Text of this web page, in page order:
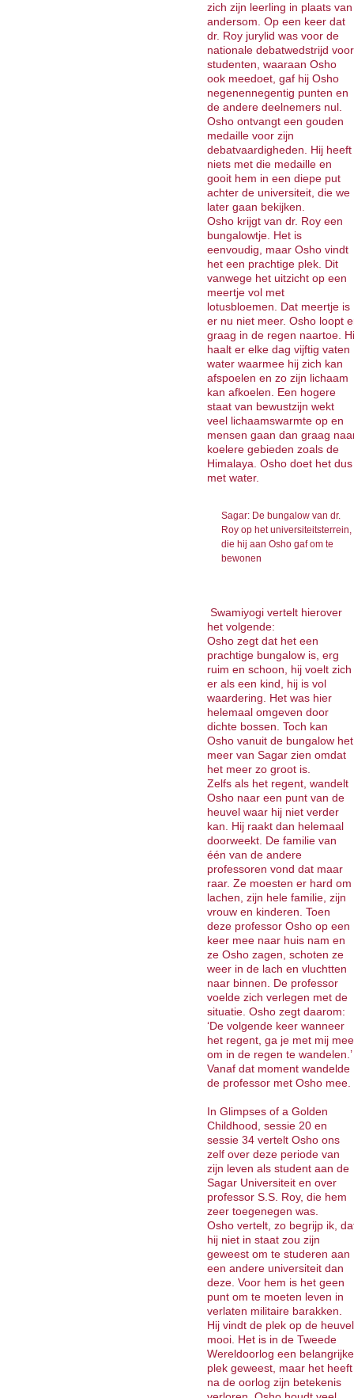
zich zijn leerling in plaats van
andersom. Op een keer dat
dr. Roy jurylid was voor de
nationale debatwedstrijd voor
studenten, waaraan Osho
ook meedoet, gaf hij Osho
negenennegentig punten en
de andere deel­nemers nul.
Osho ontvangt een gouden
medaille voor zijn
debatvaardig­heden. Hij heeft
niets met die medaille en
gooit hem in een diepe put
achter de universiteit, die we
later gaan bekijken.
Osho krijgt van dr. Roy een
bungalowtje. Het is
eenvoudig, maar Osho vindt
het een prachtige plek. Dit
vanwege het uitzicht op een
meertje vol met
lotusbloemen. Dat meertje is
er nu niet meer. Osho loopt
graag in de regen naartoe.
haalt er elke dag vijftig vaten
water waarmee hij zich kan
afspoe­len en zo zijn lichaam
kan afkoelen. Een hogere
staat van bewustzijn wekt
veel lichaamswarmte op en
mensen gaan dan graag
koelere gebieden zoals de
Himalaya. Osho doet het dus
met water.
Sagar: De bungalow van dr.
Roy op het universiteitsterrein,
die hij aan Osho gaf om te
bewonen
Swamiyogi vertelt hierover
het volgende:
Osho zegt dat het een
prachtige bungalow is, erg
ruim en schoon, hij voelt zich
er als een kind, hij is vol
waardering. Het was hier
helemaal omgeven door
dichte bossen. Toch kan
Osho vanuit de bungalow het
meer van Sagar zien omdat
het meer zo groot is.
Zelfs als het regent, wandelt
Osho naar een punt van de
heuvel waar hij niet verder
kan. Hij raakt dan helemaal
doorweekt. De familie van
één van de andere
professoren vond dat maar
raar. Ze moesten er hard om
lachen, zijn hele familie, zijn
vrouw en kinderen. Toen
deze professor Osho op een
keer mee naar huis nam en
ze Osho zagen, schoten ze
weer in de lach en vluchtten
naar binnen. De professor
voelde zich verlegen met de
situatie. Osho zegt daarom:
‘De volgende keer wanneer
het regent, ga je met mij mee
om in de regen te wandelen.’
Vanaf dat moment wandelde
de pro­fessor met Osho mee.
In Glimpses of a Golden
Childhood, sessie 20 en
sessie 34 vertelt Osho ons
zelf over deze periode van
zijn leven als student aan de
Sagar Universiteit en over
professor S.S. Roy, die hem
zeer toegenegen was.
Osho vertelt, zo begrijp ik,
hij niet in staat zou zijn
geweest om te studeren aan
een andere universiteit dan
deze. Voor hem is het geen
punt om te moe­ten leven in
verlaten militaire barakken.
Hij vindt de plek op de heuvel
mooi. Het is in de Tweede
Wereldoorlog een belangrijke
plek geweest, maar het heeft
na de oorlog zijn betekenis